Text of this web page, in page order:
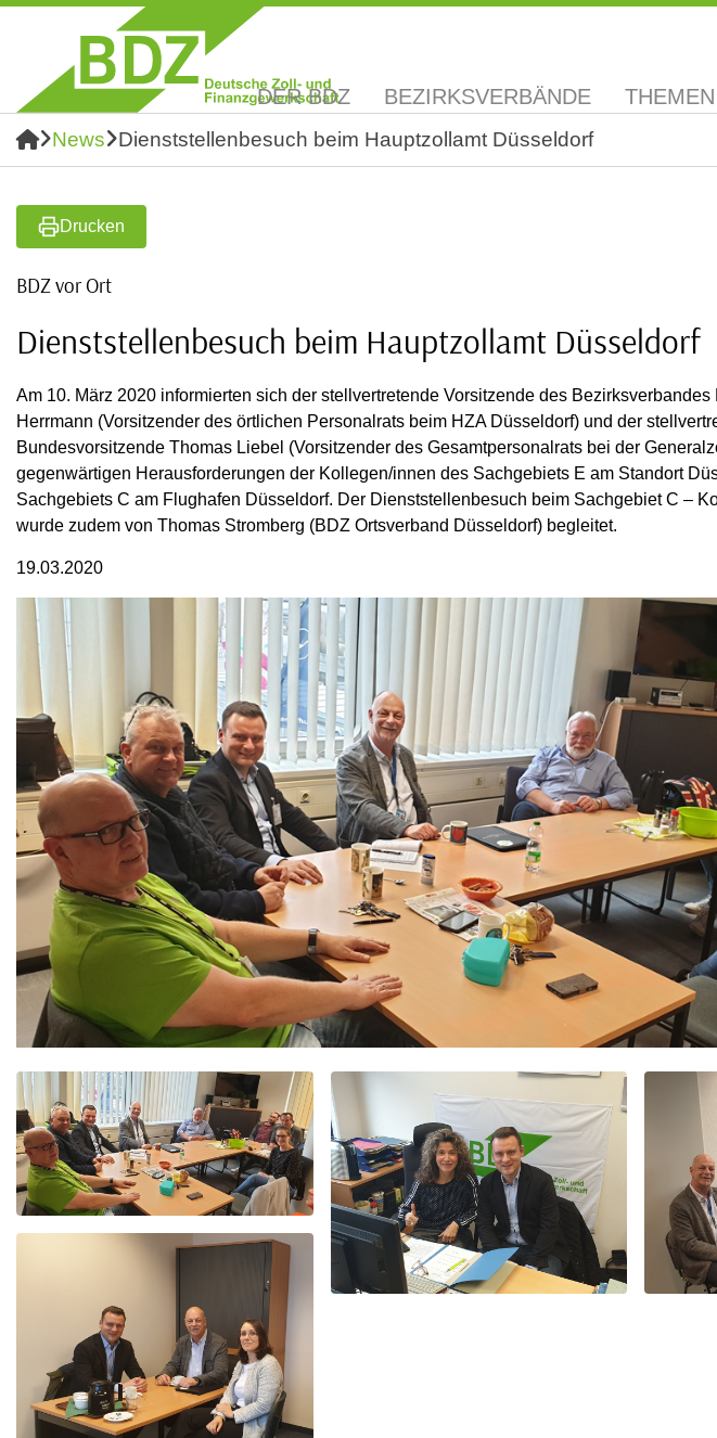
DER BDZ BEZIRKSVERBÄNDE THEMEN
News Dienststellenbesuch beim Hauptzollamt Düsseldorf
Drucken
BDZ vor Ort
Dienststellenbesuch beim Hauptzollamt Düsseldorf
Am 10. März 2020 informierten sich der stellvertretende Vorsitzende des
Herrmann (Vorsitzender des örtlichen Personalrats beim HZA Düsseldorf) und der
Bundesvorsitzende Thomas Liebel (Vorsitzender des Gesamtpersonalrats bei der
gegenwärtigen Herausforderungen der Kollegen/innen des Sachgebiets E am Standort
Sachgebiets C am Flughafen Düsseldorf. Der Dienststellenbesuch beim Sachgebiet C –
wurde zudem von Thomas Stromberg (BDZ Ortsverband Düsseldorf) begleitet.
19.03.2020